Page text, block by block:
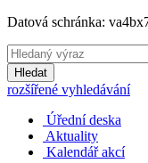
Datová schránka:
Hledat
rozšířené vyhledávání
Úřední deska
Aktuality
Kalendář akcí